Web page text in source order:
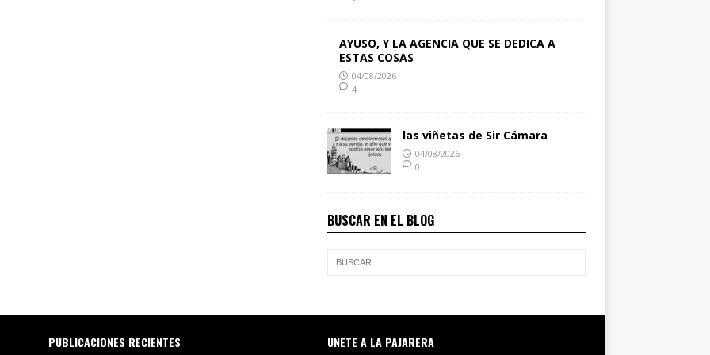
AYUSO, Y LA AGENCIA QUE SE DEDICA A
ESTAS COSAS
04/08/2026
4
las viñetas de Sir Cámara
04/08/2026
0
BUSCAR EN EL BLOG
PUBLICACIONES RECIENTES UNETE A LA PAJARERA